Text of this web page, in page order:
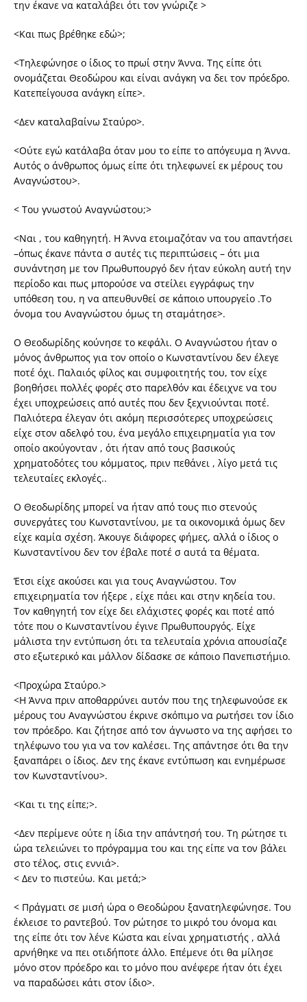
την έκανε να καταλάβει ότι τον γνώριζε >
<Και πως βρέθηκε εδώ>;
<Τηλεφώνησε ο ίδιος το πρωί στην Άννα. Της είπε ότι
ονομάζεται Θεοδώρου και είναι ανάγκη να δει τον πρόεδρο.
Κατεπείγουσα ανάγκη είπε>.
<Δεν καταλαβαίνω Σταύρο>.
<Ούτε εγώ κατάλαβα όταν μου το είπε το απόγευμα η Άννα.
Αυτός ο άνθρωπος όμως είπε ότι τηλεφωνεί εκ μέρους του
Αναγνώστου>.
< Του γνωστού Αναγνώστου;>
<Ναι , του καθηγητή. Η Άννα ετοιμαζόταν να του απαντήσει
–όπως έκανε πάντα σ αυτές τις περιπτώσεις – ότι μια
συνάντηση με τον Πρωθυπουργό δεν ήταν εύκολη αυτή την
περίοδο και πως μπορούσε να στείλει εγγράφως την
υπόθεση του, η να απευθυνθεί σε κάποιο υπουργείο .Το
όνομα του Αναγνώστου όμως τη σταμάτησε>.
Ο Θεοδωρίδης κούνησε το κεφάλι. Ο Αναγνώστου ήταν ο
μόνος άνθρωπος για τον οποίο ο Κωνσταντίνου δεν έλεγε
ποτέ όχι. Παλαιός φίλος και συμφοιτητής του, τον είχε
βοηθήσει πολλές φορές στο παρελθόν και έδειχνε να του
έχει υποχρεώσεις από αυτές που δεν ξεχνιούνται ποτέ.
Παλιότερα έλεγαν ότι ακόμη περισσότερες υποχρεώσεις
είχε στον αδελφό του, ένα μεγάλο επιχειρηματία για τον
οποίο ακούγονταν , ότι ήταν από τους βασικούς
χρηματοδότες του κόμματος, πριν πεθάνει , λίγο μετά τις
τελευταίες εκλογές..
Ο Θεοδωρίδης μπορεί να ήταν από τους πιο στενούς
συνεργάτες του Κωνσταντίνου, με τα οικονομικά όμως δεν
είχε καμία σχέση. Άκουγε διάφορες φήμες, αλλά ο ίδιος ο
Κωνσταντίνου δεν τον έβαλε ποτέ σ αυτά τα θέματα.
Έτσι είχε ακούσει και για τους Αναγνώστου. Τον
επιχειρηματία τον ήξερε , είχε πάει και στην κηδεία του.
Τον καθηγητή τον είχε δει ελάχιστες φορές και ποτέ από
τότε που ο Κωνσταντίνου έγινε Πρωθυπουργός. Είχε
μάλιστα την εντύπωση ότι τα τελευταία χρόνια απουσίαζε
στο εξωτερικό και μάλλον δίδασκε σε κάποιο Πανεπιστήμιο.
<Προχώρα Σταύρο.>
<Η Άννα πριν αποθαρρύνει αυτόν που της τηλεφωνούσε εκ
μέρους του Αναγνώστου έκρινε σκόπιμο να ρωτήσει τον ίδιο
τον πρόεδρο. Και ζήτησε από τον άγνωστο να της αφήσει το
τηλέφωνο του για να τον καλέσει. Της απάντησε ότι θα την
ξαναπάρει ο ίδιος. Δεν της έκανε εντύπωση και ενημέρωσε
τον Κωνσταντίνου>.
<Και τι της είπε;>.
<Δεν περίμενε ούτε η ίδια την απάντησή του. Τη ρώτησε τι
ώρα τελειώνει το πρόγραμμα του και της είπε να τον βάλει
στο τέλος, στις εννιά>.
< Δεν το πιστεύω. Και μετά;>
< Πράγματι σε μισή ώρα ο Θεοδώρου ξανατηλεφώνησε. Του
έκλεισε το ραντεβού. Τον ρώτησε το μικρό του όνομα και
της είπε ότι τον λένε Κώστα και είναι χρηματιστής , αλλά
αρνήθηκε να πει οτιδήποτε άλλο. Επέμενε ότι θα μίλησε
μόνο στον πρόεδρο και το μόνο που ανέφερε ήταν ότι έχει
να παραδώσει κάτι στον ίδιο>.